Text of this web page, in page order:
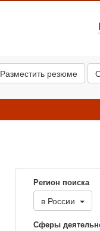
Разместить резюме
Регион поиска
в России
Сферы